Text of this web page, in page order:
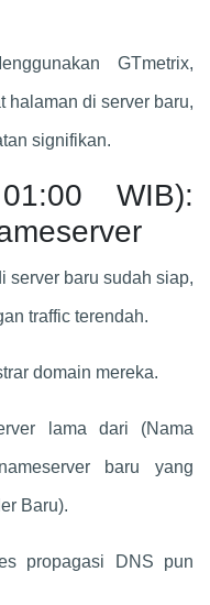
GTmetrix,
halaman di server baru,
signifikan.
WIB):
server baru sudah siap,
traffic terendah.
domain mereka.
lama dari (Nama
baru yang
Baru).
propagasi DNS pun